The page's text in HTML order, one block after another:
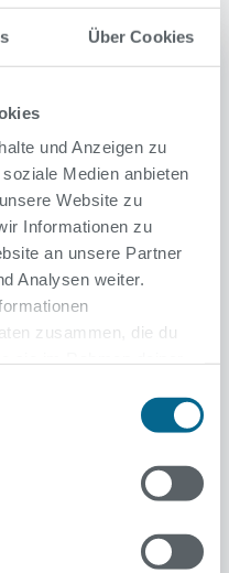
Über Cookies
und Anzeigen zu
Medien anbieten
Website zu
Informationen zu
an unsere Partner
Analysen weiter.
zusammen, die du
im
gefällt werden.